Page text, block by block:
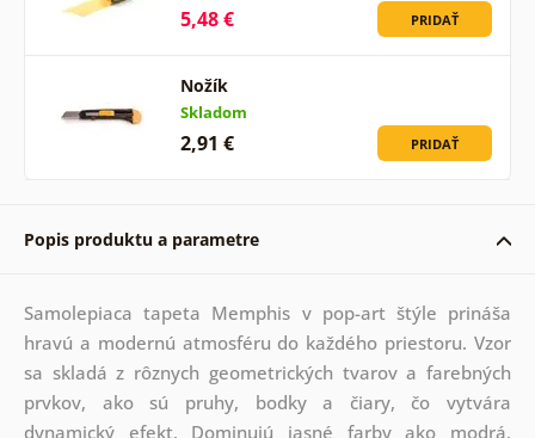
5,48 € PRIDAŤ
Nožík
Skladom
2,91 € PRIDAŤ
Popis produktu a parametre
Samolepiaca tapeta Memphis v pop-art štýle prináša
hravú a modernú atmosféru do každého priestoru. Vzor
sa skladá z rôznych geometrických tvarov a farebných
prvkov, ako sú pruhy, bodky a čiary, čo vytvára
dynamický efekt. Dominujú jasné farby ako modrá,